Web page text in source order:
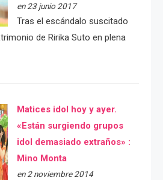
en 23 junio 2017
Tras el escándalo suscitado
de Ririka Suto en plena
Matices idol hoy y ayer.
«Están surgiendo grupos
idol demasiado extraños» :
Mino Monta
en 2 noviembre 2014